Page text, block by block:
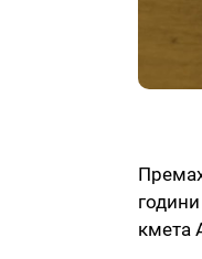
кмета